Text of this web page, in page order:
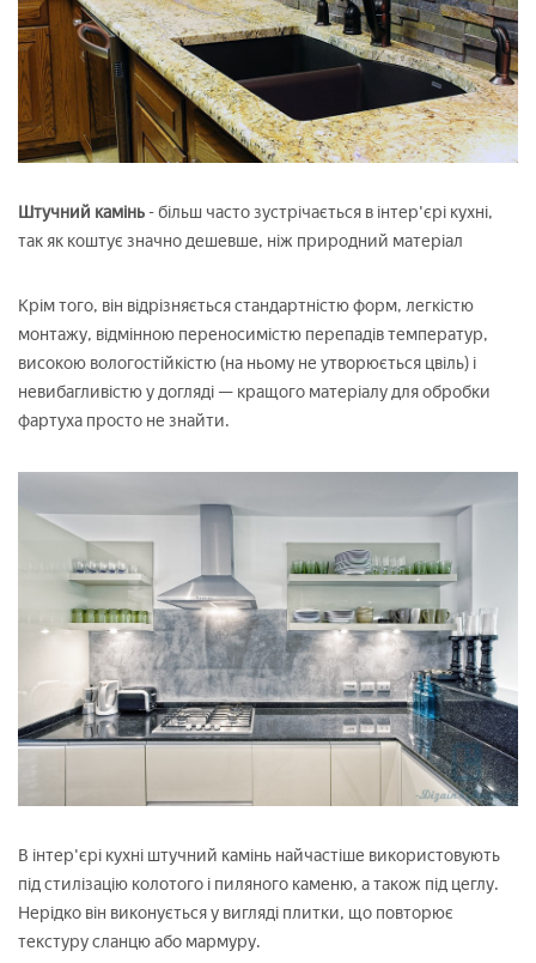
Штучний камінь - більш часто зустрічається в інтер'єрі кухні,
так як коштує значно дешевше, ніж природний матеріал
Крім того, він відрізняється стандартністю форм, легкістю
монтажу, відмінною переносимістю перепадів температур,
високою вологостійкістю (на ньому не утворюється цвіль) і
невибагливістю у догляді — кращого матеріалу для обробки
фартуха просто не знайти.
В інтер'єрі кухні штучний камінь найчастіше використовують
під стилізацію колотого і пиляного каменю, а також під цеглу.
Нерідко він виконується у вигляді плитки, що повторює
текстуру сланцю або мармуру.